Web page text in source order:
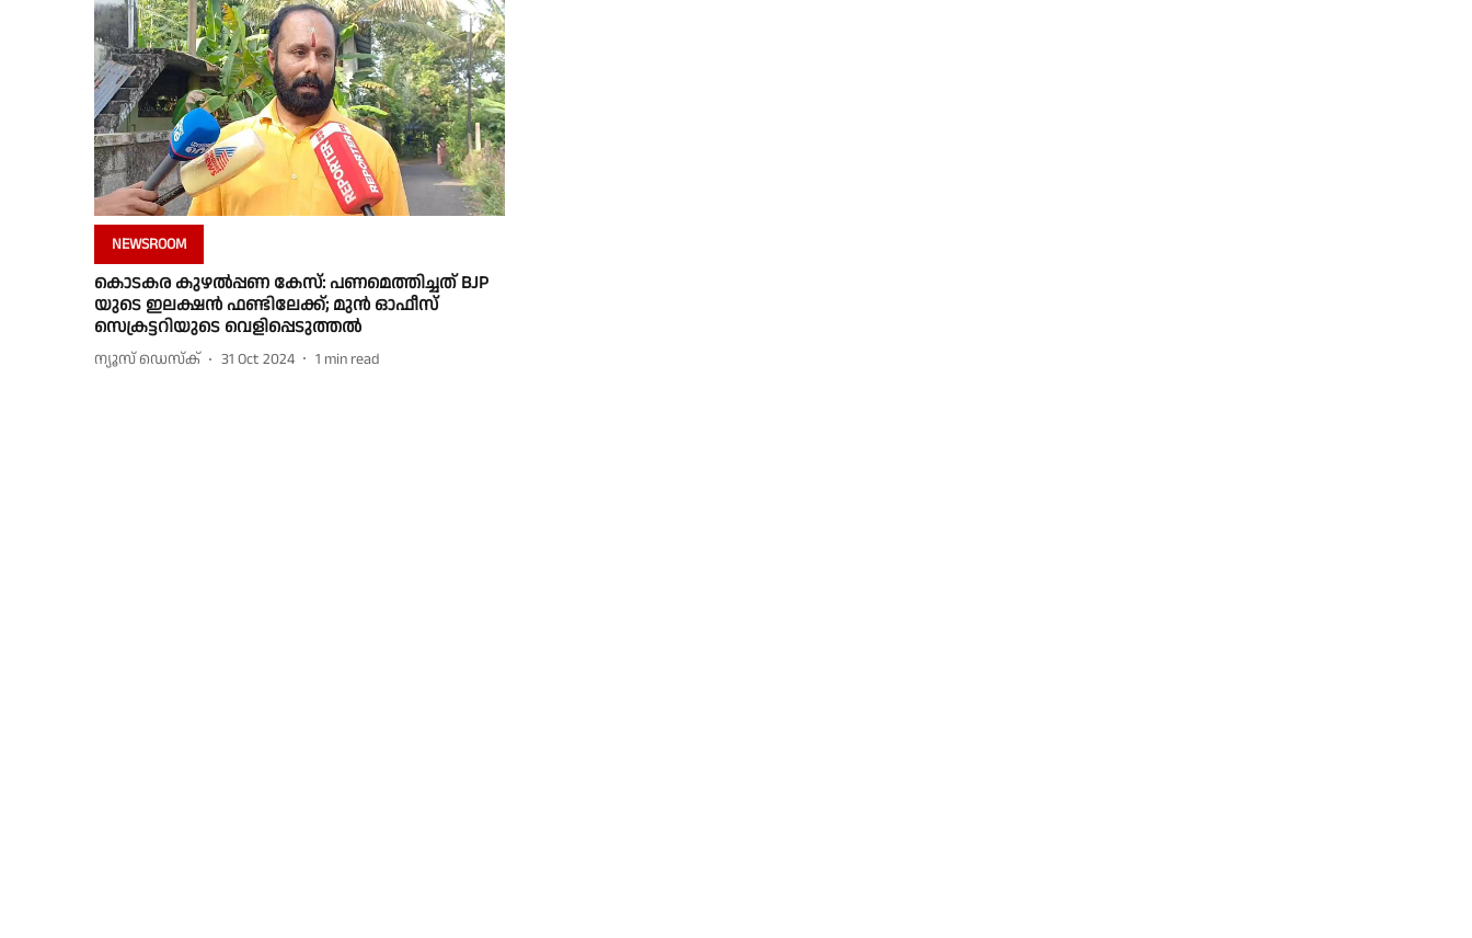
NEWSROOM
കൊടകര കുഴല്‍പ്പണ കേസ്: പണമെത്തിച്ചത് BJP
യുടെ ഇലക്ഷന്‍ ഫണ്ടിലേക്ക്; മുന്‍ ഓഫീസ്
സെക്രട്ടറിയുടെ വെളിപ്പെടുത്തല്‍
ന്യൂസ് ഡെസ്ക് 31 Oct 2024 1 min read